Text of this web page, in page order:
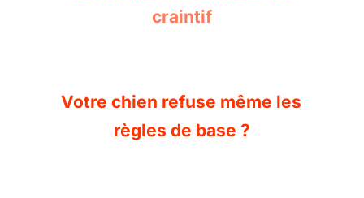
craintif
Votre chien refuse même les
règles de base ?